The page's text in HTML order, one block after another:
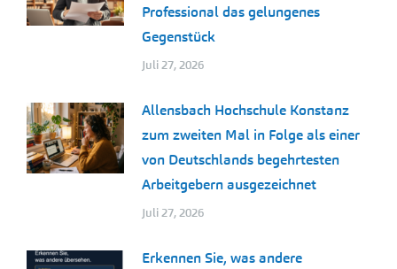
Professional das gelungenes
Gegenstück
Juli 27, 2026
Allensbach Hochschule Konstanz
zum zweiten Mal in Folge als einer
von Deutschlands begehrtesten
Arbeitgebern ausgezeichnet
Juli 27, 2026
Erkennen Sie, was andere